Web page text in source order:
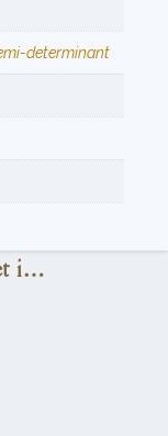
determinant
i…